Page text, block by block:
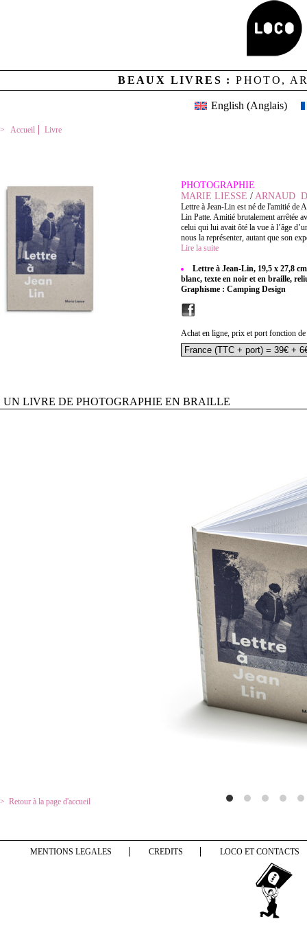
BEAUX LIVRES :PHOTO,
English (Anglais)
Accueil Livre
PHOTOGRAPHIE
MARIE LIESSE / ARNAUD
Lettre à Jean-Lin est né de l'amitié de
Lin Patte. Amitié brutalement arrêtée
celui qui lui avait ôté la vue à l’âge
nous la représenter, autant que son
Lire la suite
Lettre à Jean-Lin, 19,5 x 27,8
blanc, texte en noir et en braille,
Graphisme : Camping Design
Achat en ligne, prix et port fonction de
UN LIVRE DE PHOTOGRAPHIE EN BRAILLE
Retour à la page d'accueil
MENTIONS LEGALES CREDITS LOCO ET CONTACTS